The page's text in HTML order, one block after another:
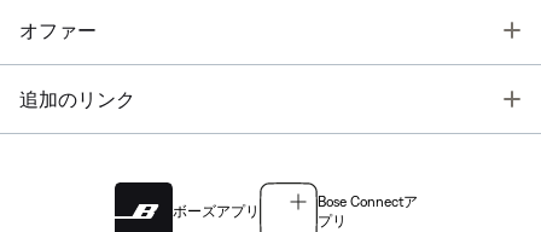
オファー
追加のリンク
ボーズアプリ
Bose Connectア
プリ